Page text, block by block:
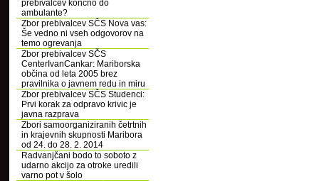
prebivalcev končno do
ambulante?
Zbor prebivalcev SČS Nova vas:
Še vedno ni vseh odgovorov na
temo ogrevanja
Zbor prebivalcev SČS
CenterIvanCankar: Mariborska
občina od leta 2005 brez
pravilnika o javnem redu in miru
Zbor prebivalcev SČS Studenci:
Prvi korak za odpravo krivic je
javna razprava
Zbori samoorganiziranih četrtnih
in krajevnih skupnosti Maribora
od 24. do 28. 2. 2014
Radvanjčani bodo to soboto z
udarno akcijo za otroke uredili
varno pot v šolo